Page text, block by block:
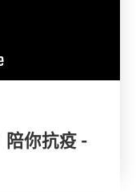
陪你抗疫 -